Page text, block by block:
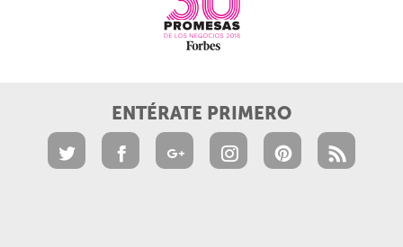
ENTÉRATE PRIMERO